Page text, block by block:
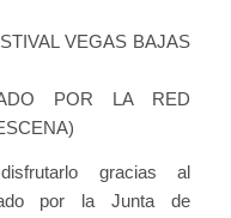
VEGAS BAJAS
POR LA RED
gracias al
por la Junta de